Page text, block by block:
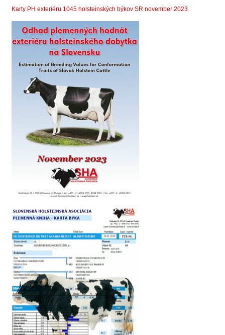
Karty PH exteriéru 1045 holsteinských býkov SR november 2023